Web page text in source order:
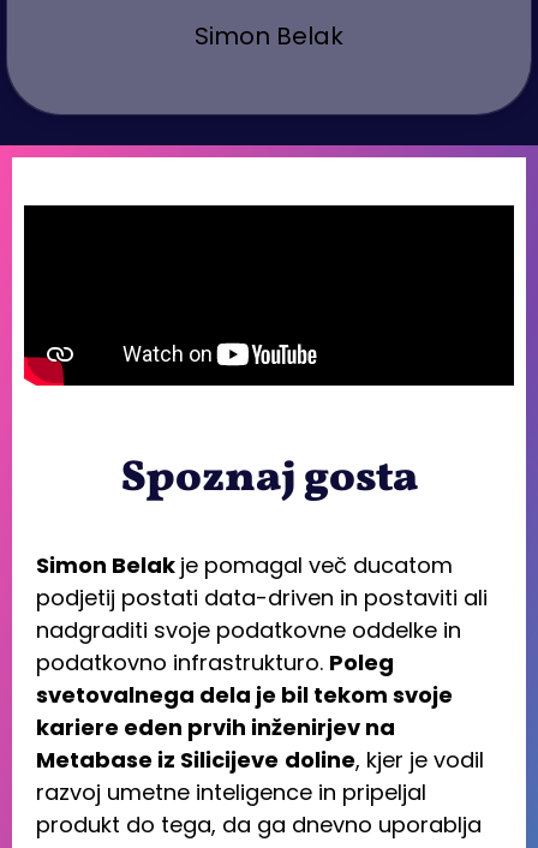
Simon Belak
Spoznaj gosta
Simon Belak je pomagal več ducatom
podjetij postati data-driven in postaviti ali
nadgraditi svoje podatkovne oddelke in
podatkovno infrastrukturo. Poleg
svetovalnega dela je bil tekom svoje
kariere eden prvih inženirjev na
Metabase iz Silicijeve doline, kjer je vodil
razvoj umetne inteligence in pripeljal
produkt do tega, da ga dnevno uporablja